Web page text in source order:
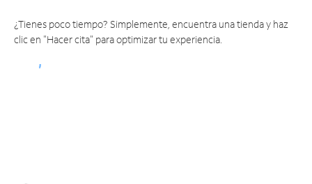
¿Tienes poco tiempo? Simplemente, encuentra una tienda y haz
clic en "Hacer cita" para optimizar tu experiencia.